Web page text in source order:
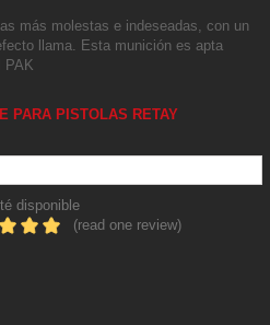
más molestas e indeseadas, con un
llama. Esta munición es apta
PAK
PARA PISTOLAS RETAY
disponible
(read one review)